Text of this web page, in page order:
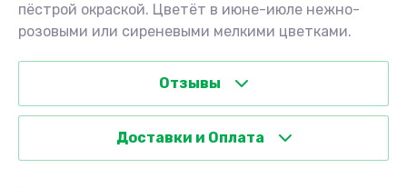
пёстрой окраской. Цветёт в июне-июле нежно-
розовыми или сиреневыми мелкими цветками.
Отзывы
Доставки и Оплата